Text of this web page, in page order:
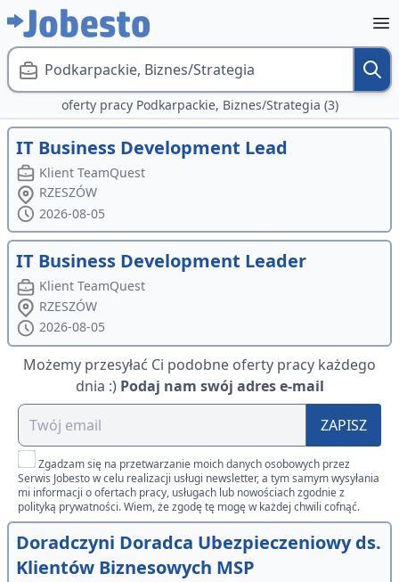
Podkarpackie, Biznes/Strategia
oferty pracy Podkarpackie, Biznes/Strategia (3)
IT Business Development Lead
Klient TeamQuest
RZESZÓW
2026-08-05
IT Business Development Leader
Klient TeamQuest
RZESZÓW
2026-08-05
Możemy przesyłać Ci podobne oferty pracy każdego
dnia :) Podaj nam swój adres e-mail
ZAPISZ
Zgadzam się na przetwarzanie moich danych osobowych przez
Serwis Jobesto w celu realizacji usługi newsletter, a tym samym wysyłania
mi informacji o ofertach pracy, usługach lub nowościach zgodnie z
polityką prywatności. Wiem, że zgodę tę mogę w każdej chwili cofnąć.
Doradczyni Doradca Ubezpieczeniowy ds.
Klientów Biznesowych MSP